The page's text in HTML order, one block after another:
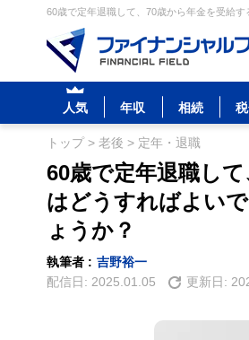
60歳で定年退職して、70歳から年金を受給
人気 年収 相続
トップ> 老後 > 定年・退職
60歳で定年退職し
はどうすればよい
ょうか？
執筆者 : 吉野裕一
配信日: 2025.01.05 更新日: